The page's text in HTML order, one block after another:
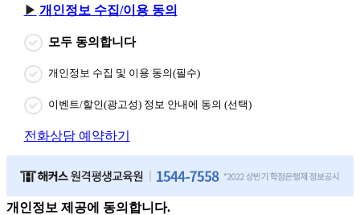
개인정보 수집/이용 동의
모두 동의합니다
개인정보 수집 및 이용 동의(필수)
이벤트/할인(광고성) 정보 안내에 동의 (선택)
전화상담 예약하기
개인정보 제공에 동의합니다.